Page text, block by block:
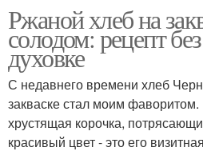
Ржаной хлеб на
солодом: рецепт
духовке
С недавнего времени хлеб
закваске стал моим
хрустящая корочка,
красивый цвет - это его